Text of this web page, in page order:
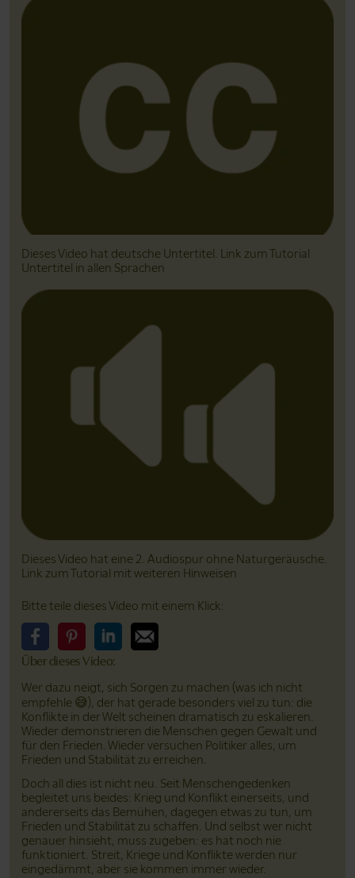
Dieses Video hat deutsche Untertitel. Link zum Tutorial
Untertitel in allen Sprachen
Dieses Video hat eine 2. Audiospur ohne Natur­geräusche.
Link zum Tutorial mit weiteren Hinweisen
Bitte teile dieses Video mit einem Klick:
Bitte teile dieses Video auf Facebook
Bitte teile dieses Video auf Pinterest
Bitte teile dieses Video auf LinkedIn
Über dieses Video:
Wer dazu neigt, sich Sorgen zu machen (was ich nicht
empfehle 😅), der hat gerade besonders viel zu tun: die
Konflikte in der Welt scheinen dramatisch zu eskalieren.
Wieder demonstrieren die Menschen gegen Gewalt und
für den Frieden. Wieder versuchen Politiker alles, um
Frieden und Stabilität zu erreichen.
Doch all dies ist nicht neu. Seit Menschengedenken
begleitet uns beides: Krieg und Konflikt einerseits, und
andererseits das Bemühen, dagegen etwas zu tun, um
Frieden und Stabilität zu schaffen. Und selbst wer nicht
genauer hinsieht, muss zugeben: es hat noch nie
funktioniert. Streit, Kriege und Konflikte werden nur
eingedämmt, aber sie kommen immer wieder.